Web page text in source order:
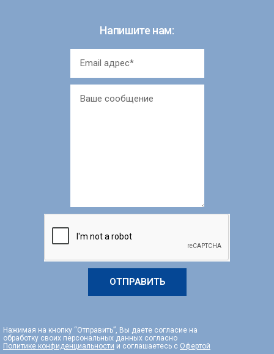
Напишите нам:
ОТПРАВИТЬ
Нажимая на кнопку “Отправить”, Вы даете согласие на
обработку своих персональных данных согласно
Политике конфиденциальности и соглашаетесь с Офертой